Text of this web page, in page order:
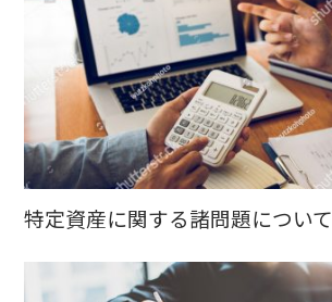
特定資産に関する諸問題について